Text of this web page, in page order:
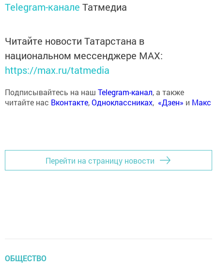
Telegram-канале Татмедиа
Читайте новости Татарстана в
национальном мессенджере MАХ:
https://max.ru/tatmedia
Подписывайтесь на наш Telegram-канал, а также
читайте нас Вконтакте,Одноклассниках, «Дзен» и Макс
Перейти на страницу новости
ОБЩЕСТВО